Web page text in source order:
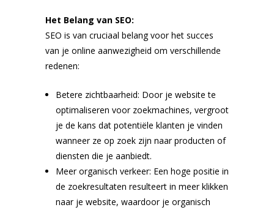
Het Belang van SEO:
SEO is van cruciaal belang voor het succes
van je online aanwezigheid om verschillende
redenen:
Betere zichtbaarheid: Door je website te
optimaliseren voor zoekmachines, vergroot
je de kans dat potentiële klanten je vinden
wanneer ze op zoek zijn naar producten of
diensten die je aanbiedt.
Meer organisch verkeer: Een hoge positie in
de zoekresultaten resulteert in meer klikken
naar je website, waardoor je organisch